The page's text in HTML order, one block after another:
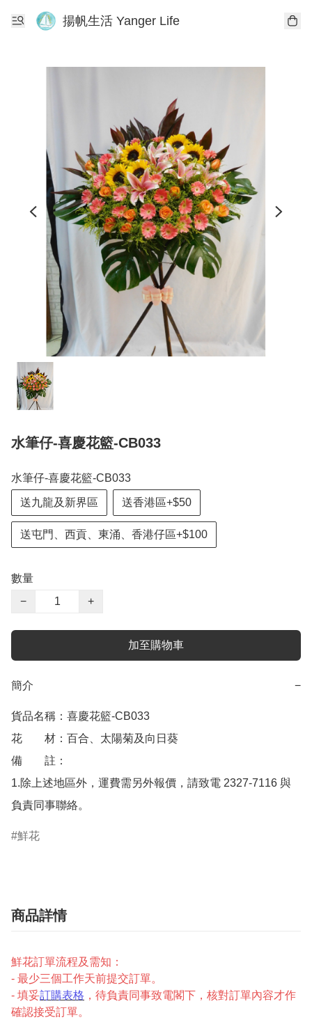
揚帆生活 Yanger Life
水筆仔-喜慶花籃-CB033
水筆仔-喜慶花籃-CB033
送九龍及新界區 送香港區+$50
送屯門、西貢、東涌、香港仔區+$100
數量
−
+
加至購物車
簡介 −
貨品名稱：喜慶花籃-CB033
花　　材：百合、太陽菊及向日葵
備　　註：
1.除上述地區外，運費需另外報價，請致電 2327-7116 與
鮮花
商品詳情
鮮花訂單流程及需知：
- 最少三個工作天前提交訂單。
- 填妥訂購表格 ，待負責同事致電閣下，核對訂單內容才作
確認接受訂單。